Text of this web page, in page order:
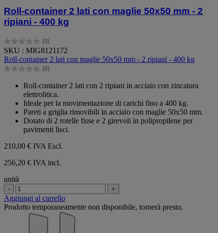
Roll-container 2 lati con maglie 50x50 mm - 2
ripiani - 400 kg
(0)
0.0
su
5
stelle.
SKU : MIG8121172
Roll-container 2 lati con maglie 50x50 mm - 2 ripiani - 400 kg
(0)
0.0
Roll-container 2 lati con 2 ripiani in acciaio con zincatura
elettrolitica.
Ideale per la movimentazione di carichi fino a 400 kg.
Pareti a griglia rimovibili in acciaio con maglie 50x50 mm.
Dotato di 2 rotelle fisse e 2 girevoli in polipropilene per
pavimenti lisci.
210,00 € IVA Escl.
256,20 € IVA incl.
unità
- +
Aggiungi al carrello
Prodotto temporaneamente non disponibile, tornerà presto.